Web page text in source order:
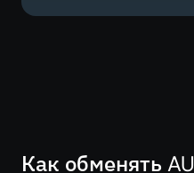
Как обменять